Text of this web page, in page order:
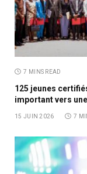
7 MINS READ
125 jeunes
important vers
15 JUIN 2026 7